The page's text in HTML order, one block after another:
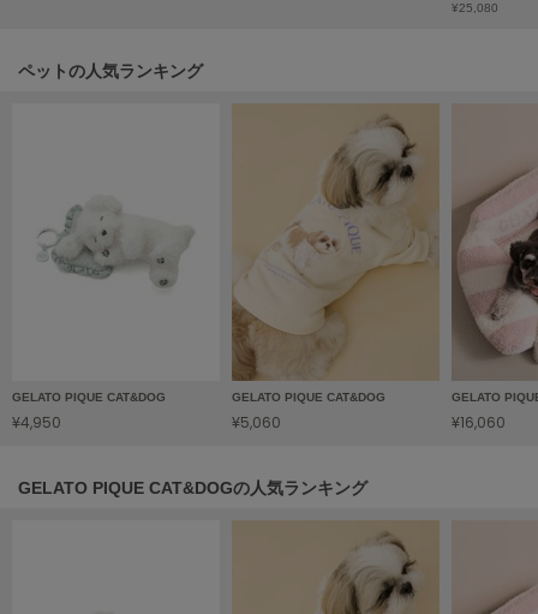
SALOMON
サロモン
セサミストリートマーケット
¥25,080
ペットの人気ランキング
GELATO PIQUE CAT&DOG
¥4,950
GELATO PIQUE CAT&DOG
¥5,060
GELATO
¥16,060
GELATO PIQUE CAT&DOGの人気ランキング